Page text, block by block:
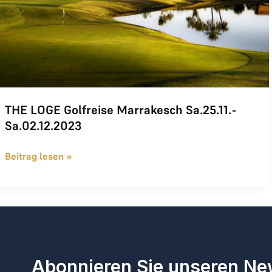
THE LOGE Golfreise Marrakesch Sa.25.11.-
Sa.02.12.2023
Beitrag lesen »
Abonnieren Sie unseren